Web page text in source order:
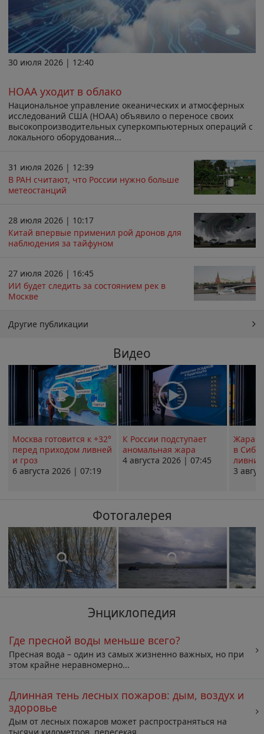
30 июля 2026 | 12:40
НОАА уходит в облако
Национальное управление океанических и атмосферных
исследований США (НОАА) объявило о переносе своих
высокопроизводительных суперкомпьютерных операций с
локального оборудования...
31 июля 2026 | 12:39
В РАН считают, что России нужно больше
метеостанций
28 июля 2026 | 10:17
Китай впервые применил рой дронов для
наблюдения за тайфуном
27 июля 2026 | 16:45
ИИ будет следить за состоянием рек в
Москве
Другие публикации
Видео
Москва готовится к +32°
перед приходом ливней
и гроз
6 августа 2026 | 07:19
К России подступает
аномальная жара
4 августа 2026 | 07:45
Жара в
в
ливни
3
Фотогалерея
Энциклопедия
Где пресной воды меньше всего?
Пресная вода – один из самых жизненно важных, но при
этом крайне неравномерно...
Длинная тень лесных пожаров: дым, воздух и
здоровье
Дым от лесных пожаров может распространяться на